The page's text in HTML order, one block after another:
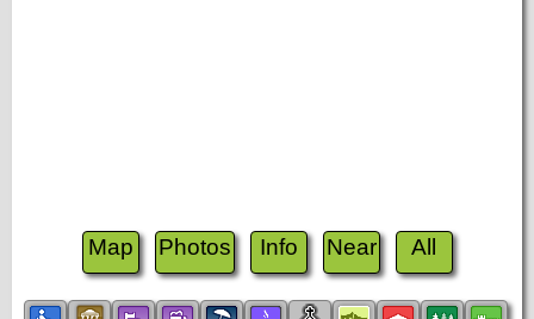
Map Photos Info Near All